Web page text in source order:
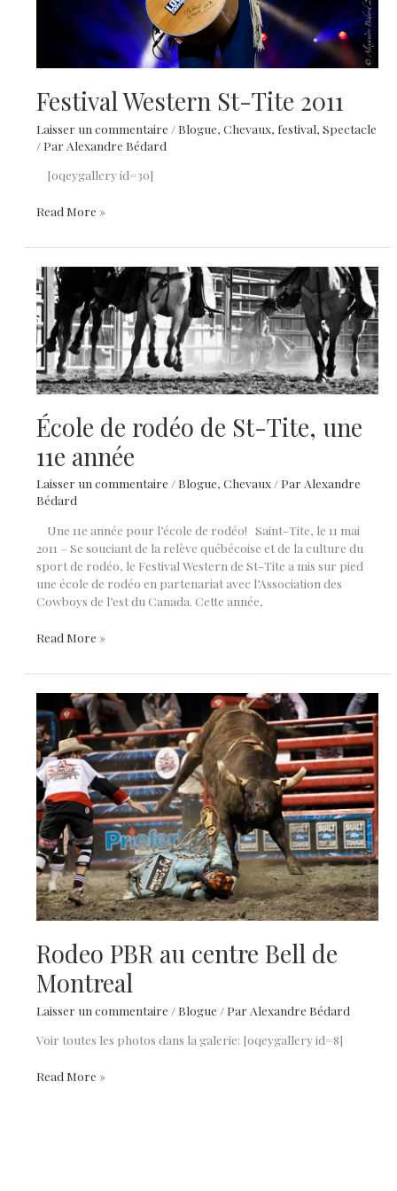
Festival Western St-Tite 2011
Laisser un commentaire / Blogue,Chevaux, festival,Spectacle
/ Par Alexandre Bédard
[oqeygallery id=30]
Festival
St-
Tite
2011
Read More »
École de rodéo de St-Tite, une
11e année
Laisser un commentaire / Blogue,Chevaux / Par Alexandre
Bédard
Une 11e année pour l’école de rodéo! Saint-Tite, le 11 mai
2011 – Se souciant de la relève québécoise et de la culture du
sport de rodéo, le Festival Western de St-Tite a mis sur pied
une école de rodéo en partenariat avec l’Association des
Cowboys de l’est du Canada. Cette année,
École
rodéo
de
St-
Tite,
une
11e
année
Read More »
Rodeo PBR au centre Bell de
Montreal
Laisser un commentaire / Blogue / Par Alexandre Bédard
Voir toutes les photos dans la galerie: [oqeygallery id=8]
Rodeo
Read More »